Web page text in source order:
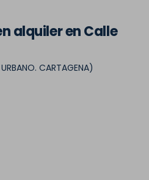
alquiler en Calle
CARTAGENA)